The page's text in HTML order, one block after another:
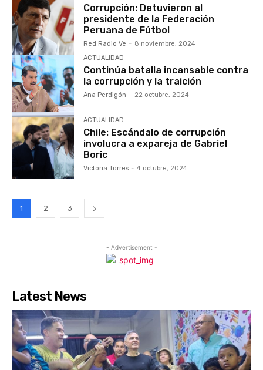
Corrupción: Detuvieron al
presidente de la Federación
Peruana de Fútbol
Red Radio Ve - 8 noviembre, 2024
ACTUALIDAD
Continúa batalla incansable contra
la corrupción y la traición
Ana Perdigón - 22 octubre, 2024
ACTUALIDAD
Chile: Escándalo de corrupción
involucra a expareja de Gabriel
Boric
Victoria Torres - 4 octubre, 2024
1 2 3
- Advertisement -
Latest News